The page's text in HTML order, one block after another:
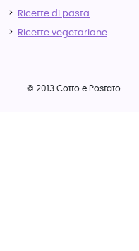
Ricette di pasta
Ricette vegetariane
© 2013 Cotto e Postato